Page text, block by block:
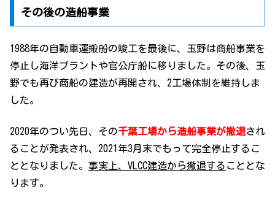
その後の造船事業
1988年の自動車運搬船の竣工を最後に、玉野は商船事業を
停止し海洋プラントや官公庁船に移りました。その後、玉
野でも再び商船の建造が再開され、2工場体制を維持しま
した。
2020年のつい先日、その千葉工場から造船事業が撤退され
ることが発表され、2021年3月末でもって完全停止するこ
ととなりました。 事実上、VLCC建造から撤退する こととな
ります。